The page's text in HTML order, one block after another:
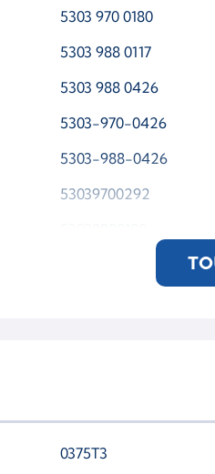
5303 970 0180
5303 988 0117
5303 988 0426
5303-970-0426
5303-988-0426
53039700292
5303 988 0426-
0375T3